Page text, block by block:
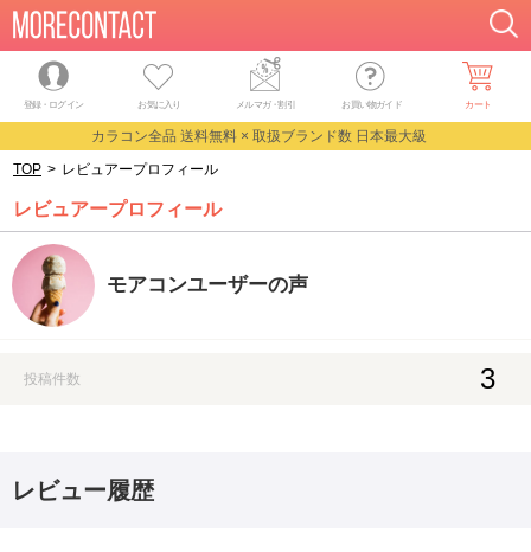
登録・ログイン お気に入り メルマガ・割引 お買い物ガイド カート
カラコン全品 送料無料 × 取扱ブランド数 日本最大級
TOP > レビュアープロフィール
レビュアープロフィール
モアコンユーザーの声
投稿件数 3
レビュー履歴